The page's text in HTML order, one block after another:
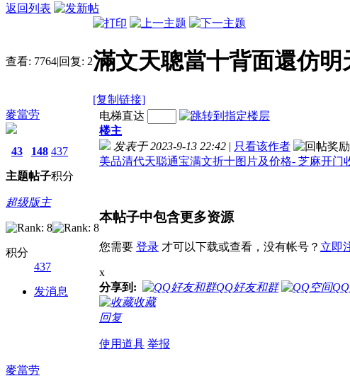
返回列表
查看: 7764|回复: 2滿文天聰當十背面還仿
[复制链接]
麥當劳
43
主题
148
帖子
437
积分
超级版主
积分
437
发消息
电梯直达
楼主
发表于 2023-9-13 22:42 | 只看该作者
美品清代天聪通宝满文折十图片及价格- 芝麻开门
本帖子中包含更多资源
您需要 登录 才可以下载或查看，没有帐号？ 立即
x
分享到:
QQ好友和群
收藏
回复
使用道具 举报
麥當劳